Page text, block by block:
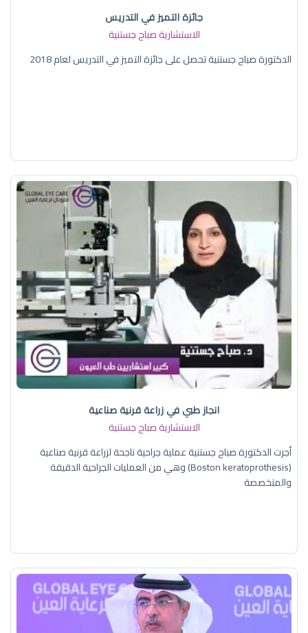
جائزة التميز في التدريس
الاستشارية صباح جستنية
الدكتورة صباح جستنية تحصل على جائزة التميز في التدريس لعام 2018
انجاز طبي في زراعة قرنية صناعية
الاستشارية صباح جستنية
أجرت الدكتورة صباح جستنية عملية جراحية ناجحة لزراعة قرنية صناعية
(Boston keratoprothesis) وهي من العمليات الجراحية الدقيقة
والمتخصصة